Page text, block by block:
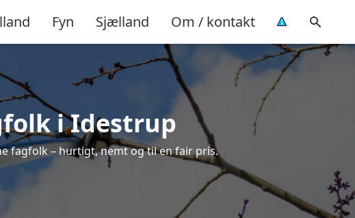
Fyn Sjælland Om / kontakt
i Idestrup
fagfolk – hurtigt, nemt og til en fair pris.